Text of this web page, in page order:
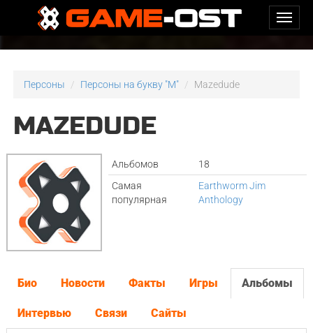
Персоны Персоны на букву "M" Mazedude
MAZEDUDE
Альбомов
18
Самая
популярная
Earthworm Jim
Anthology
Био Новости Факты Игры Альбомы
Интервью Связи Сайты